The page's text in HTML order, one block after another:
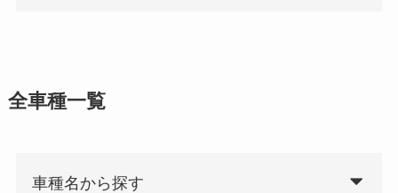
全車種一覧
車種名から探す